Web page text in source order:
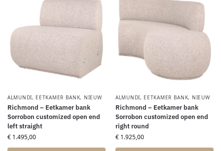
ALMUNDI, EETKAMER BANK, NIEUW
Richmond – Eetkamer bank
Sorrobon customized open end
left straight
€ 1.495,00
ALMUNDI, EETKAMER BANK, NIEUW
Richmond – Eetkamer bank
Sorrobon customized open end
right round
€ 1.925,00